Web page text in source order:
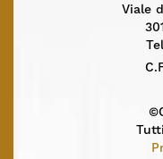
Viale